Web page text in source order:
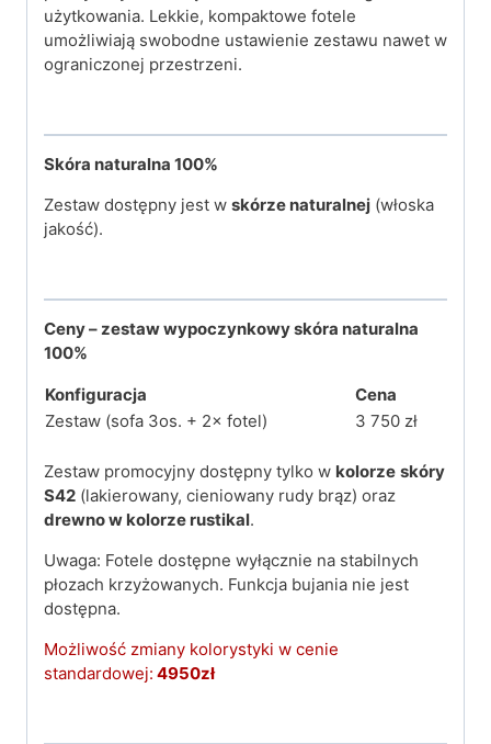
użytkowania. Lekkie, kompaktowe fotele
umożliwiają swobodne ustawienie zestawu nawet w
ograniczonej przestrzeni.
Skóra naturalna 100%
Zestaw dostępny jest w skórze naturalnej (włoska
jakość).
Ceny – zestaw wypoczynkowy skóra naturalna
100%
Konfiguracja
Cena
Zestaw (sofa 3os. + 2× fotel)
3 750 zł
Zestaw promocyjny dostępny tylko w kolorze skóry
S42 (lakierowany, cieniowany rudy brąz) oraz
drewno w kolorze rustikal.
Uwaga: Fotele dostępne wyłącznie na stabilnych
płozach krzyżowanych. Funkcja bujania nie jest
dostępna.
Możliwość zmiany kolorystyki w cenie
standardowej: 4950zł